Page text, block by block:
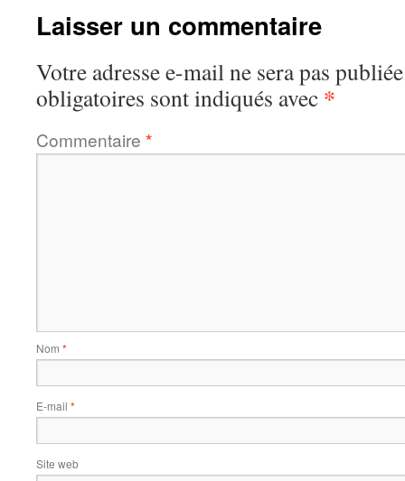
Laisser un commentaire
Votre adresse e-mail ne sera pas
obligatoires sont indiqués avec *
Commentaire *
Nom *
E-mail *
Site web